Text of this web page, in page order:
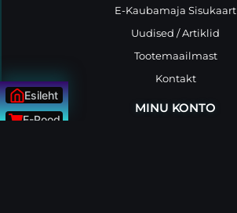
E-Kaubamaja Sisukaart
Uudised / Artiklid
Tootemaailmast
Kontakt
MINU KONTO
Esileht
E-Pood